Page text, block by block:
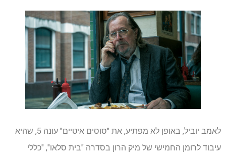
לאמב יוביל, באופן לא מפתיע, את "סוסים איטיים" עונה 5, שהיא
עיבוד לרומן החמישי של מיק הרון בסדרה "בית סלאו", "כללי